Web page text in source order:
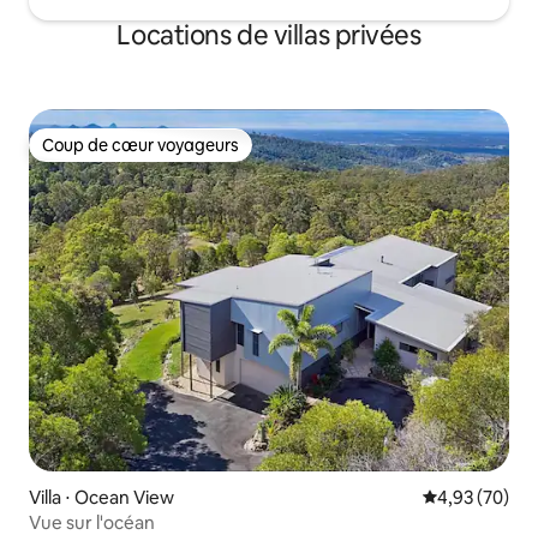
Locations de villas privées
Coup de cœur voyageurs
Coup de cœur voyageurs
Villa ⋅ Ocean View Évaluation
4,93 (70)
Vue sur l'océan